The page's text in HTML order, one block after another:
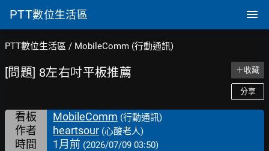
PTT數位生活區
PTT數位生活區 / MobileComm (行動通訊)
[問題] 8左右吋平板推薦 ＋收藏
分享
看板 MobileComm (行動通訊)
作者 heartsour (心酸老人)
時間 1月前 (2026/07/09 03:50)